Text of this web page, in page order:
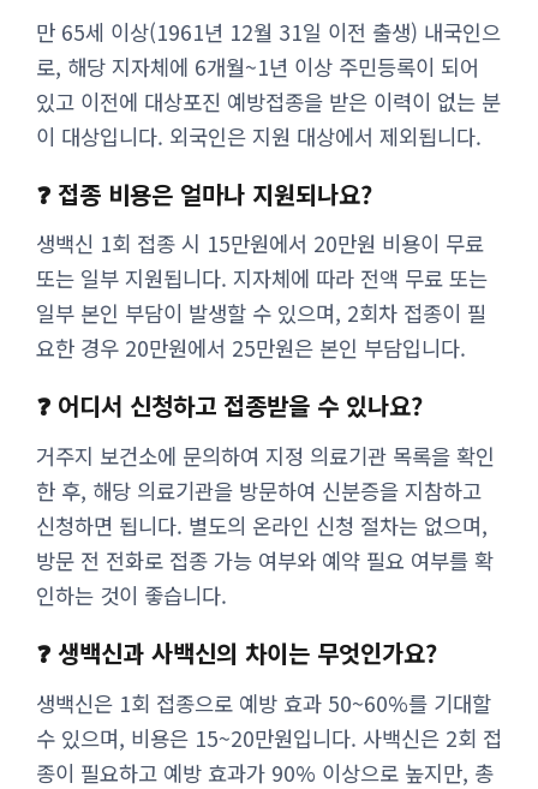
만 65세 이상(1961년 12월 31일 이전 출생) 내국인으
로, 해당 지자체에 6개월~1년 이상 주민등록이 되어
있고 이전에 대상포진 예방접종을 받은 이력이 없는 분
이 대상입니다. 외국인은 지원 대상에서 제외됩니다.
❓ 접종 비용은 얼마나 지원되나요?
생백신 1회 접종 시 15만원에서 20만원 비용이 무료
또는 일부 지원됩니다. 지자체에 따라 전액 무료 또는
일부 본인 부담이 발생할 수 있으며, 2회차 접종이 필
요한 경우 20만원에서 25만원은 본인 부담입니다.
❓ 어디서 신청하고 접종받을 수 있나요?
거주지 보건소에 문의하여 지정 의료기관 목록을 확인
한 후, 해당 의료기관을 방문하여 신분증을 지참하고
신청하면 됩니다. 별도의 온라인 신청 절차는 없으며,
방문 전 전화로 접종 가능 여부와 예약 필요 여부를 확
인하는 것이 좋습니다.
❓ 생백신과 사백신의 차이는 무엇인가요?
생백신은 1회 접종으로 예방 효과 50~60%를 기대할
수 있으며, 비용은 15~20만원입니다. 사백신은 2회 접
종이 필요하고 예방 효과가 90% 이상으로 높지만, 총